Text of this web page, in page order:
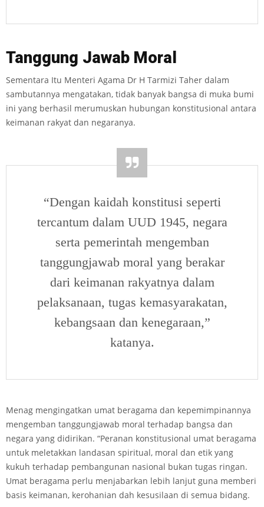
Tanggung Jawab Moral
Sementara Itu Menteri Agama Dr H Tarmizi Taher dalam
sambutannya mengatakan, tidak banyak bangsa di muka bumi
ini yang berhasil merumuskan hubungan konstitusional antara
keimanan rakyat dan negaranya.
“Dengan kaidah konstitusi seperti
tercantum dalam UUD 1945, negara
serta pemerintah mengemban
tanggungjawab moral yang berakar
dari keimanan rakyatnya dalam
pelaksanaan, tugas kemasyarakatan,
kebangsaan dan kenegaraan,”
katanya.
Menag mengingatkan umat beragama dan kepemimpinannya
mengemban tanggungjawab moral terhadap bangsa dan
negara yang didirikan. “Peranan konstitusional umat beragama
untuk meletakkan landasan spiritual, moral dan etik yang
kukuh terhadap pembangunan nasional bukan tugas ringan.
Umat beragama perlu menjabarkan lebih lanjut guna memberi
basis keimanan, kerohanian dah kesusilaan di semua bidang.